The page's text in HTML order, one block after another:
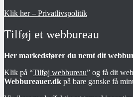
Klik her – Privatlivspolitik
Tilføj et webbureau
Her markedsfører du nemt dit
Klik på “Tilføj webbureau” og få dit
Webbureauer.dk på bare ganske få